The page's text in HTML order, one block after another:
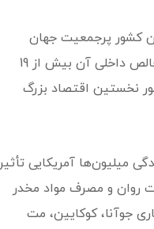
با جمعیتی بیش از 330 میلیون طبق آمار سال 2020 سومین کشور پرجمعیت جهان
است. این کشور اقتصاد کاپیتالیستی از نوع سرمایه‌داری انحصاری دارد. تولید ناخالص داخلی آن بیش از 19
ناخالص جهان، این کشور نخستین اقتصاد بزرگ
میلیون‌ها آمریکایی تأثیر
روان و مصرف مواد مخدر
اعداد جدیدی از تعداد مصرف‌کنندگان بالای 18 سال ماری جوآنا، کوکایین، مت